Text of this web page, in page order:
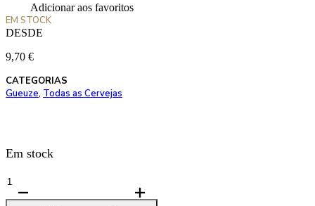
Adicionar aos favoritos
EM STOCK
DESDE
9,70 €
CATEGORIAS
Gueuze, Todas as Cervejas
Em stock
Quantidade